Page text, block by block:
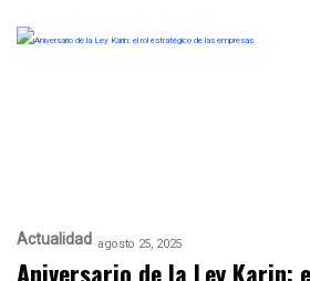
Actualidad agosto 25, 2025
Aniversario de la Ley